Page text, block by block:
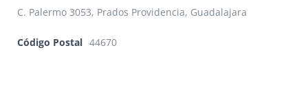
C. Palermo 3053, Prados Providencia, Guadalajara
Código Postal 44670